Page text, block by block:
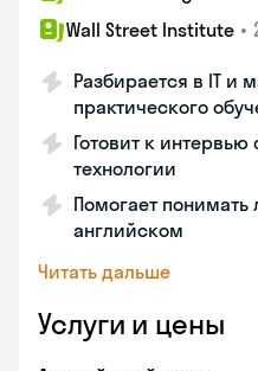
Wall Street Institute •
Разбирается в IT и
практического
Готовит к
технологии
Помогает
английском
Читать дальше
Услуги и цены